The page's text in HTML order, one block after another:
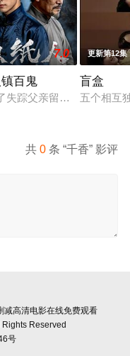
小城南安相遇相知，他
7.0
百鬼
失踪父亲留下的白事馆，
更新第12集
盲盒
五个相互
共0 条 “千香” 影评
减高清电影在线免费观看
Reserved
号